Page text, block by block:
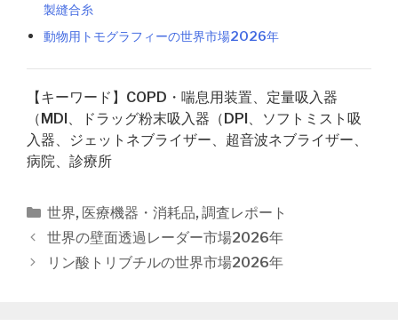
製縫合糸
動物用トモグラフィーの世界市場2026年
【キーワード】COPD・喘息用装置、定量吸入器
（MDI、ドラッグ粉末吸入器（DPI、ソフトミスト吸
入器、ジェットネブライザー、超音波ネブライザー、
病院、診療所
カ
テ
ゴ
リ
世界, 医療機器・消耗品, 調査レポート
投
稿
世界の壁面透過レーダー市場2026年
リン酸トリブチルの世界市場2026年